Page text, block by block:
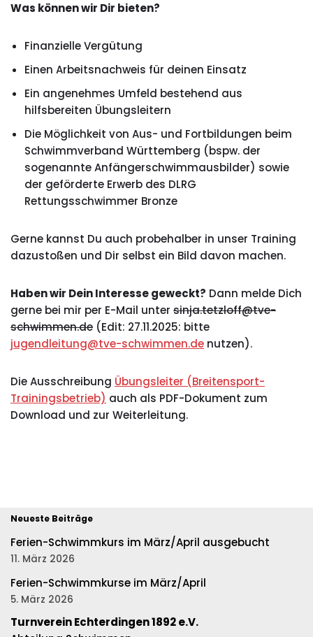
Was können wir Dir bieten?
Finanzielle Vergütung
Einen Arbeitsnachweis für deinen Einsatz
Ein angenehmes Umfeld bestehend aus
hilfsbereiten Übungsleitern
Die Möglichkeit von Aus- und Fortbildungen beim
Schwimmverband Württemberg (bspw. der
sogenannte Anfängerschwimmausbilder) sowie
der geförderte Erwerb des DLRG
Rettungsschwimmer Bronze
Gerne kannst Du auch probehalber in unser Training
dazustoßen und Dir selbst ein Bild davon machen.
Haben wir Dein Interesse geweckt? Dann melde Dich
gerne bei mir per E-Mail unter sinja.tetzloff@tve-
schwimmen.de (Edit: 27.11.2025: bitte
jugendleitung@tve-schwimmen.de nutzen).
Die Ausschreibung Übungsleiter (Breitensport-
Trainingsbetrieb) auch als PDF-Dokument zum
Download und zur Weiterleitung.
Neueste Beiträge
Ferien-Schwimmkurs im März/April ausgebucht
11. März 2026
Ferien-Schwimmkurse im März/April
5. März 2026
Turnverein Echterdingen 1892 e.V.